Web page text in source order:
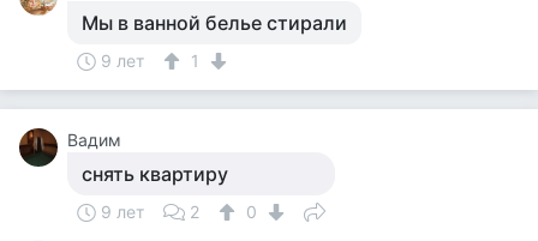
Мы в ванной белье стирали
9 лет 1
Вадим
снять квартиру
9 лет 2
0